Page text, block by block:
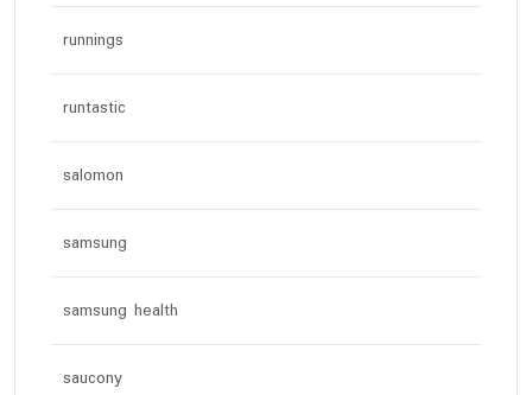
runnings
runtastic
salomon
samsung
samsung health
saucony